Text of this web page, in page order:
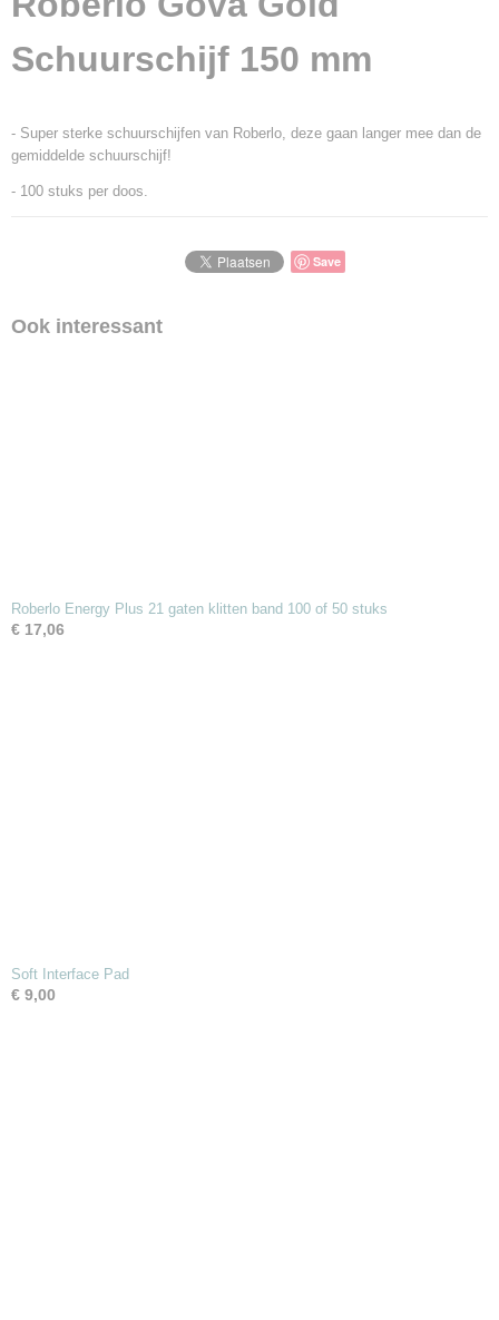
Schuurschijf 150 mm
- Super sterke schuurschijfen van Roberlo, deze gaan langer mee dan de
gemiddelde schuurschijf!
- 100 stuks per doos.
Save
Ook interessant
Roberlo Energy Plus 21 gaten klitten band 100 of 50 stuks
€ 17,06
Soft Interface Pad
€ 9,00